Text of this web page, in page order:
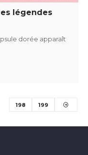
légendes
dorée apparaît
198 199